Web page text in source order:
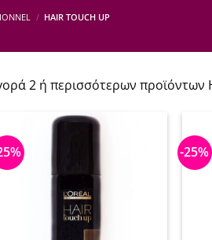
/ HAIR TOUCH UP
2 ή περισσότερων
-25%